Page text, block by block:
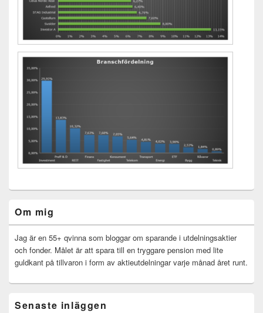
sidofältet
Widget
område
Om mig
Jag är en 55+ qvinna som bloggar om sparande i utdelningsaktier
och fonder. Målet är att spara till en tryggare pension med lite
guldkant på tillvaron i form av aktieutdelningar varje månad året runt.
Senaste inläggen